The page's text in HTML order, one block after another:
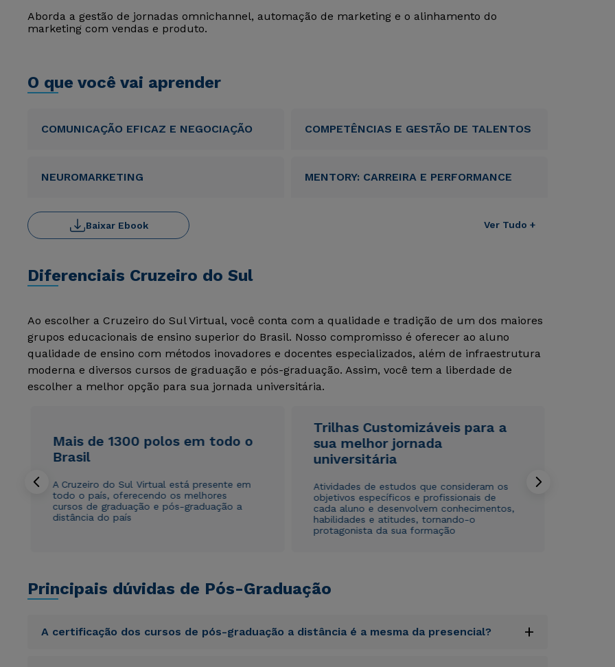
Aborda a gestão de jornadas omnichannel, automação de marketing e o alinhamento do
marketing com vendas e produto.
O que você vai aprender
COMUNICAÇÃO EFICAZ E NEGOCIAÇÃO COMPETÊNCIAS E GESTÃO DE TALENTOS
NEUROMARKETING MENTORY: CARREIRA E PERFORMANCE
Ver Tudo +
Baixar Ebook
Diferenciais Cruzeiro do Sul
Ao escolher a Cruzeiro do Sul Virtual, você conta com a qualidade e tradição de um dos maiores
grupos educacionais de ensino superior do Brasil. Nosso compromisso é oferecer ao aluno
qualidade de ensino com métodos inovadores e docentes especializados, além de infraestrutura
moderna e diversos cursos de graduação e pós-graduação. Assim, você tem a liberdade de
escolher a melhor opção para sua jornada universitária.
Mais de 1300 polos em todo o
Brasil
A Cruzeiro do Sul Virtual está presente em
todo o país, oferecendo os melhores
cursos de graduação e pós-graduação a
distância do país
Trilhas Customizáveis para a
sua melhor jornada
universitária
Atividades de estudos que consideram os
objetivos específicos e profissionais de
cada aluno e desenvolvem conhecimentos,
habilidades e atitudes, tornando-o
protagonista da sua formação
Principais dúvidas de Pós-Graduação
A certificação dos cursos de pós-graduação a distância é a mesma da presencial? +
ou
envio de conteúdos da Cruzeiro do Sul.
ou
envio de conteúdos da Cruzeiro do Sul.